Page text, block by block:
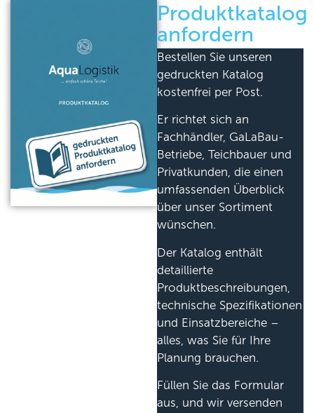
Produktkatalog
anfordern
Bestellen Sie unseren
gedruckten Katalog
kostenfrei per Post.
Er richtet sich an
Fachhändler, GaLaBau-
Betriebe, Teichbauer und
Privatkunden, die einen
umfassenden Überblick
über unser Sortiment
wünschen.
Der Katalog enthält
detaillierte
Produktbeschreibungen,
technische Spezifikationen
und Einsatzbereiche –
alles, was Sie für Ihre
Planung brauchen.
Füllen Sie das Formular
aus, und wir versenden